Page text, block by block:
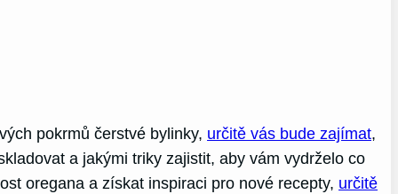
pokrmů čerstvé bylinky, určitě vás bude zajímat,
a jakými triky zajistit, aby vám vydrželo co
oregana a získat inspiraci pro nové recepty, určitě